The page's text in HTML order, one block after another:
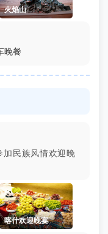
火焰山
晚餐
加民族风情欢迎晚
喀什欢迎晚宴